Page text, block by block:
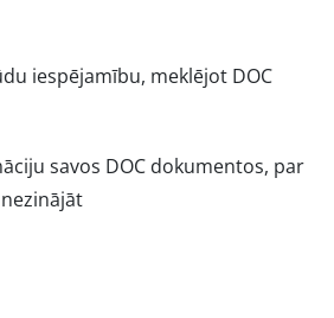
iespējamību, meklējot DOC
savos DOC dokumentos, par